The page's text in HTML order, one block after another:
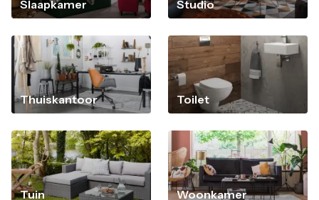
Slaapkamer Studio
Thuiskantoor Toilet
Tuin Woonkamer